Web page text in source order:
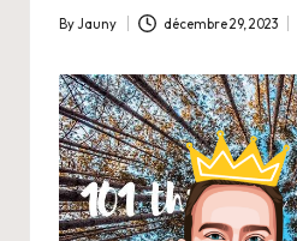
Posted
ByJauny décembre 29, 2023